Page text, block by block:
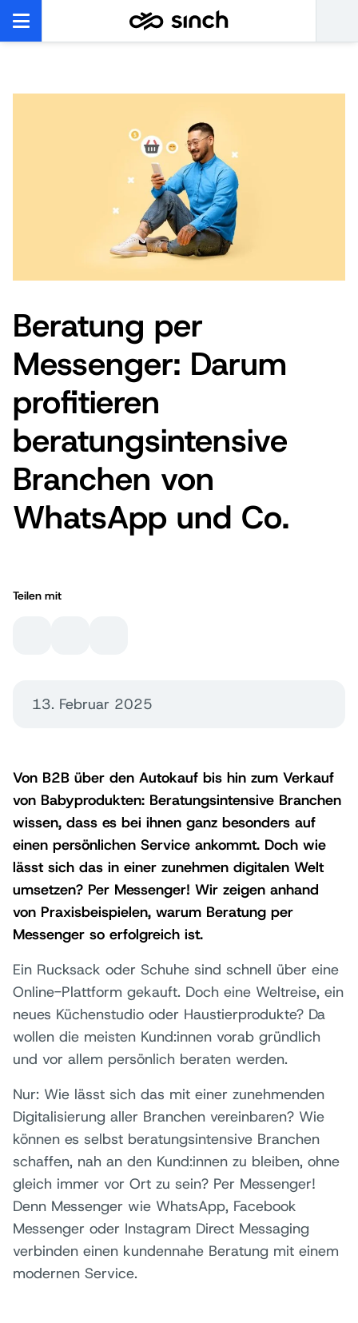
Beratung per
Messenger: Darum
profitieren
beratungsintensive
Branchen von
WhatsApp und Co.
Teilen mit
13. Februar 2025
Von B2B über den Autokauf bis hin zum Verkauf
von Babyprodukten: Beratungsintensive Branchen
wissen, dass es bei ihnen ganz besonders auf
einen persönlichen Service ankommt. Doch wie
lässt sich das in einer zunehmen digitalen Welt
umsetzen? Per Messenger! Wir zeigen anhand
von Praxisbeispielen, warum Beratung per
Messenger so erfolgreich ist.
Ein Rucksack oder Schuhe sind schnell über eine
Online-Plattform gekauft. Doch eine Weltreise, ein
neues Küchenstudio oder Haustierprodukte? Da
wollen die meisten Kund:innen vorab gründlich
und vor allem persönlich beraten werden.
Nur: Wie lässt sich das mit einer zunehmenden
Digitalisierung aller Branchen vereinbaren? Wie
können es selbst beratungsintensive Branchen
schaffen, nah an den Kund:innen zu bleiben, ohne
gleich immer vor Ort zu sein? Per Messenger!
Denn Messenger wie WhatsApp, Facebook
Messenger oder Instagram Direct Messaging
verbinden einen kundennahe Beratung mit einem
modernen Service.